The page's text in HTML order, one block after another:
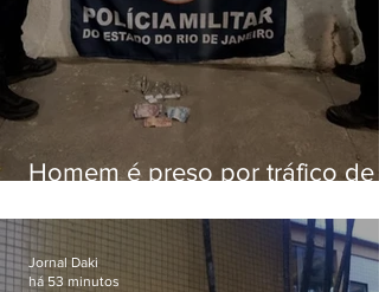
Homem é preso por tráfico de
Jornal Daki
há 53 minutos